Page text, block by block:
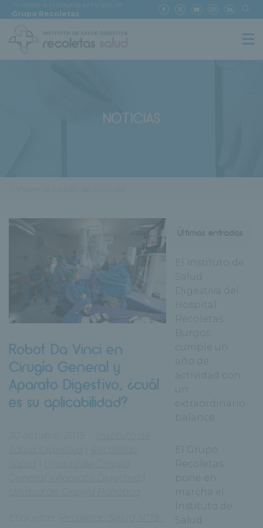
<< Volver a la página principal de
Grupo Recoletas
NOTICIAS
Robot Da Vinci en
Cirugía General y
Aparato Digestivo, ¿cuál
es su aplicabilidad?
El Instituto de
Salud
Digestiva del
Hospital
Recoletas
Burgos
cumple un
año de
actividad con
extraordinario
balance
El Grupo
Recoletas
pone en
marcha el
Instituto de
Salud